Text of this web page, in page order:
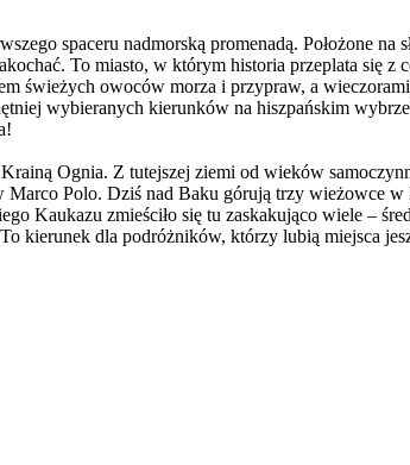
spaceru nadmorską promenadą. Położone na
To miasto, w którym historia przeplata się z
świeżych owoców morza i przypraw, a
wybieranych kierunków na hiszpańskim
Ognia. Z tutejszej ziemi od wieków
Polo. Dziś nad Baku górują trzy wieżowce w
Kaukazu zmieściło się tu zaskakująco wiele –
kierunek dla podróżników, którzy lubią miejsca